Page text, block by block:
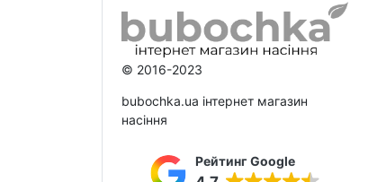
© 2016-2023
bubochka.ua інтернет магазин
насіння
Рейтинг Google